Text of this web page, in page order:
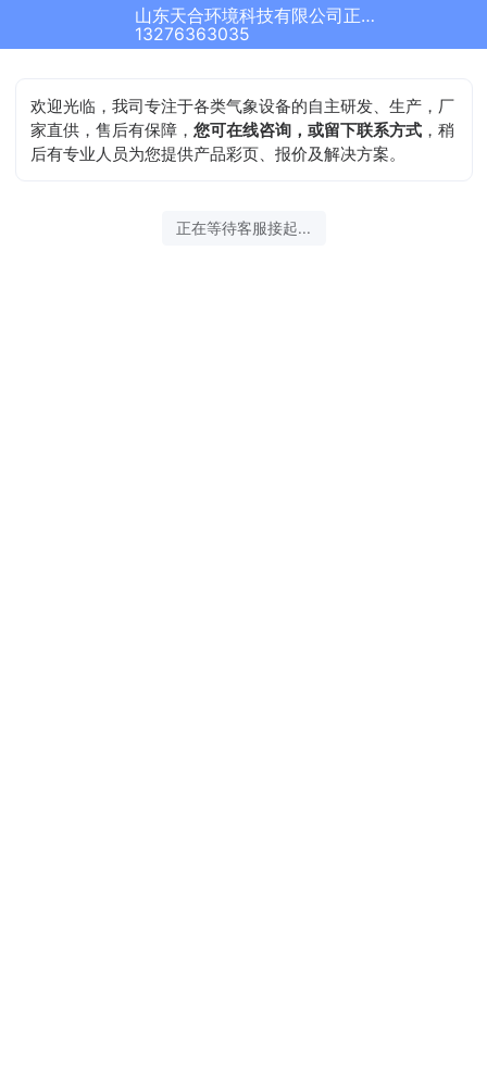
山东天合环境科技有限公司正在为您服务
13276363035
欢迎光临，我司专注于各类气象设备的自主研发、生产，厂
家直供，售后有保障，您可在线咨询，或留下联系方式 ，稍
后有专业人员为您提供产品彩页、报价及解决方案。
正在等待客服接起...